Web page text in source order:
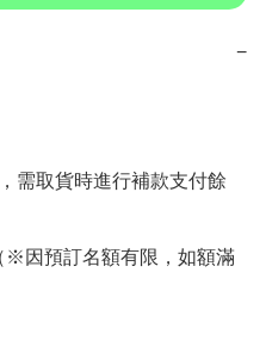
−
需取貨時進行補款支付餘
※因預訂名額有限，如額滿